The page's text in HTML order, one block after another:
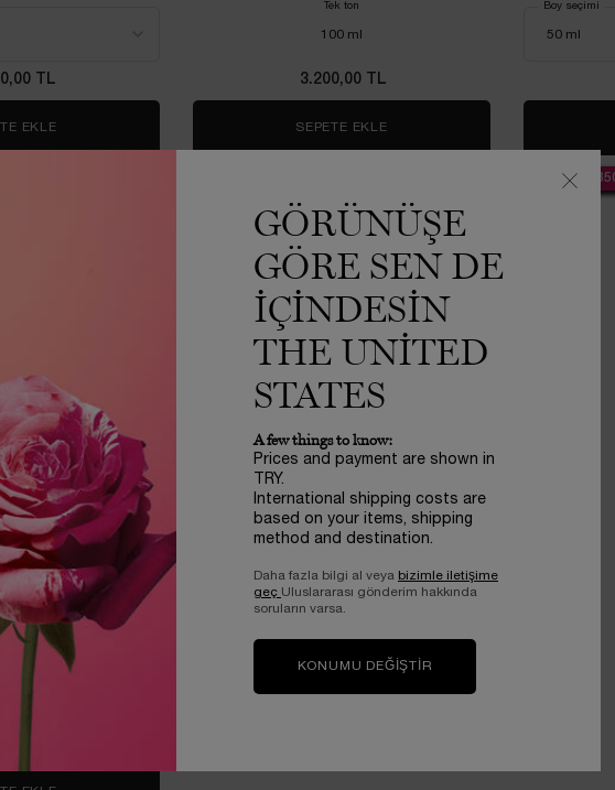
TL
EKLE
Tek ton
100 ml
3.200,00 TL
SEPETE EKLE LA VIE EST BELLE VANILLE
Boy seçimi
100 ML SETI
Limited Edition
GÖRÜNÜŞE
GÖRE SEN DE
IÇINDESIN
THE UNITED
STATES
A few things to know:
Prices and payment are shown in
TRY.
International shipping costs are
based on your items, shipping
method and destination.
Daha fazla bilgi al veya bizimle iletişime
geç Uluslararası gönderim hakkında
soruların varsa.
KONUMU DEĞIŞTIR